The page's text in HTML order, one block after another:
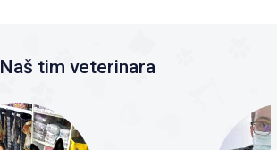
Naš tim veterinara